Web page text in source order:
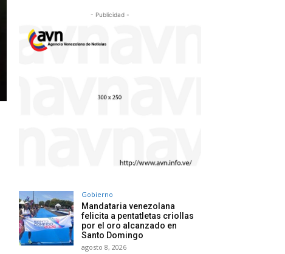
- Publicidad -
Gobierno
Mandataria venezolana
felicita a pentatletas criollas
por el oro alcanzado en
Santo Domingo
agosto 8, 2026